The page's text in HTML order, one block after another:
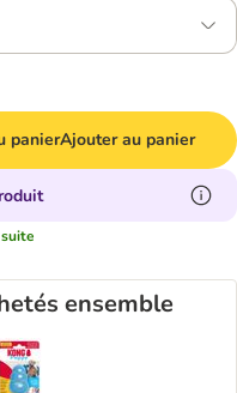
panierAjouter au panier
ensemble